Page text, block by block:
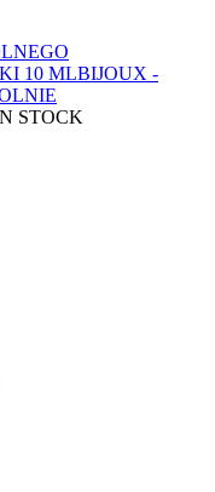
10 MLBIJOUX -
STOCK